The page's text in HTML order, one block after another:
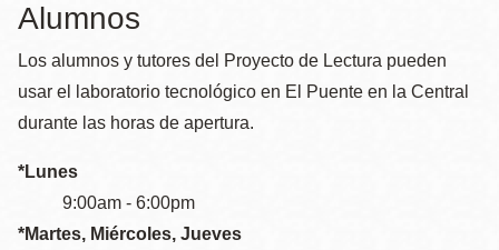
navegación
Alumnos
Los alumnos y tutores del Proyecto de Lectura pueden
usar el laboratorio tecnológico en El Puente en la Central
durante las horas de apertura.
*Lunes
9:00am - 6:00pm
*Martes, Miércoles, Jueves